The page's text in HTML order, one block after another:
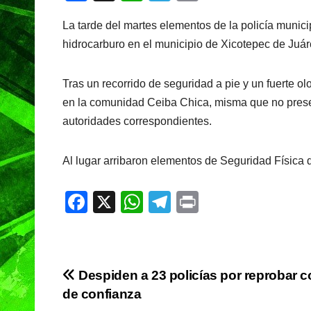
c
b
o
o
at
A
p
p
e
gr
a
m
t
La tarde del martes elementos de la policía
hidrocarburo en el municipio de Xicotepec de
Tras un recorrido de seguridad a pie y un fuerte
en la comunidad Ceiba Chica, misma que no
autoridades correspondientes.
Al lugar arribaron elementos de Seguridad Física
F
e
b
X
W
s
T
gr
a
Navegación
Despiden a 23 policías por reprobar
de confianza